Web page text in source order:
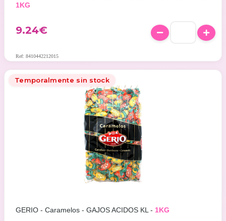
1KG
9.24€
Ref: 8410442212015
Temporalmente sin stock
GERIO - Caramelos - GAJOS ACIDOS KL - 1KG